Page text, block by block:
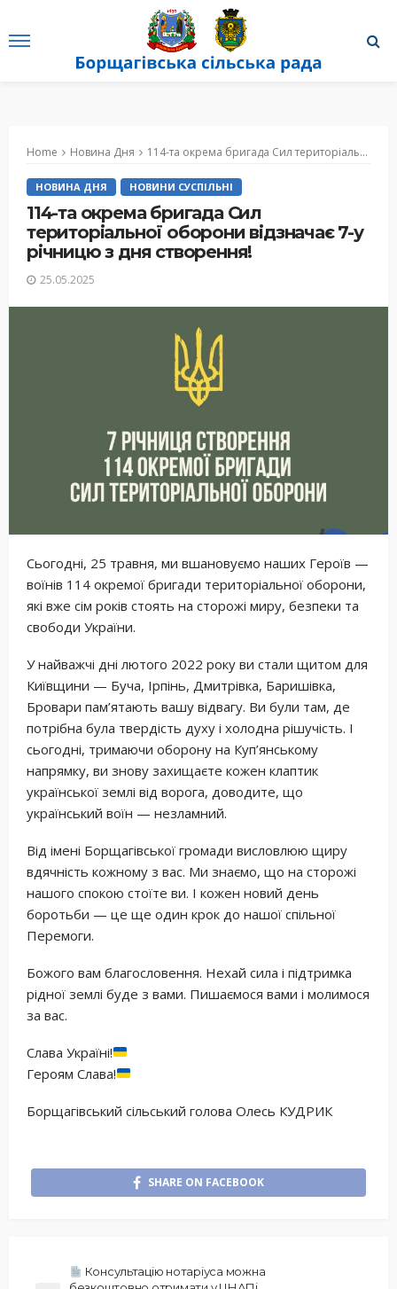
Home Новина Дня 114-та окрема бригада Сил територіальної оборони відзначає 7-у річницю з дня створення!
НОВИНА ДНЯ НОВИНИ СУСПІЛЬНІ
114-та окрема бригада Сил
територіальної оборони відзначає 7-у
річницю з дня створення!
25.05.2025
Сьогодні, 25 травня, ми вшановуємо наших Героїв —
воїнів 114 окремої бригади територіальної оборони,
які вже сім років стоять на сторожі миру, безпеки та
свободи України.
У найважчі дні лютого 2022 року ви стали щитом для
Київщини — Буча, Ірпінь, Дмитрівка, Баришівка,
Бровари пам’ятають вашу відвагу. Ви були там, де
потрібна була твердість духу і холодна рішучість. І
сьогодні, тримаючи оборону на Куп’янському
напрямку, ви знову захищаєте кожен клаптик
української землі від ворога, доводите, що
український воїн — незламний.
Від імені Борщагівської громади висловлюю щиру
вдячність кожному з вас. Ми знаємо, що на сторожі
нашого спокою стоїте ви. І кожен новий день
боротьби — це ще один крок до нашої спільної
Перемоги.
Божого вам благословення. Нехай сила і підтримка
рідної землі буде з вами. Пишаємося вами і молимося
за вас.
Слава Україні!
Героям Слава!
Борщагівський сільський голова Олесь КУДРИК
SHARE ON FACEBOOK
Консультацію нотаріуса можна